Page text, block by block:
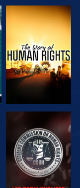
REGARDER
REGARDER